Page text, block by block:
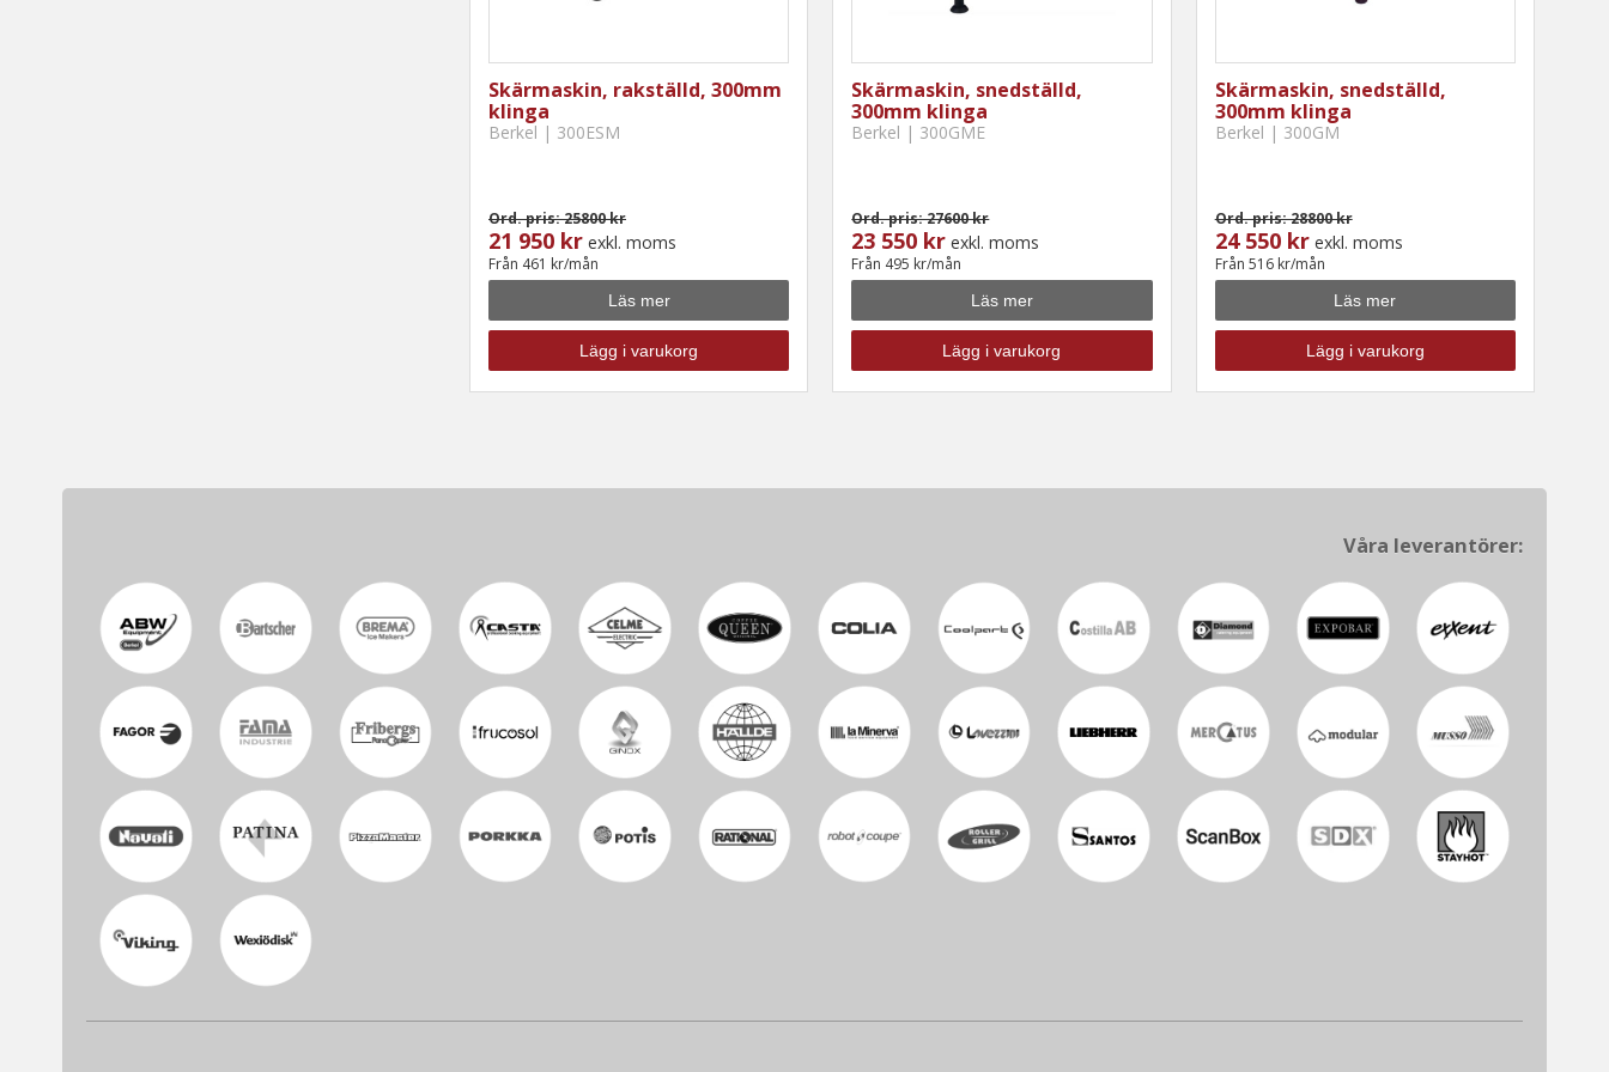
Skärmaskin, rakställd, 300mm
klinga
Berkel | 300ESM
Ord. pris: 25800 kr
21 950 kr exkl. moms
Från 461 kr/mån
Läs mer
Lägg i varukorg
Skärmaskin, snedställd,
300mm klinga
Berkel | 300GME
Ord. pris: 27600 kr
23 550 kr exkl. moms
Från 495 kr/mån
Läs mer
Lägg i varukorg
Skärmaskin, snedställd,
300mm klinga
Berkel | 300GM
Ord. pris: 28800 kr
24 550 krexkl. moms
Från 516 kr/mån
Läs mer
Lägg i varukorg
Våra leverantörer: